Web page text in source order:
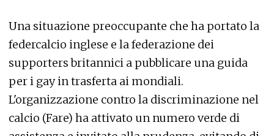
Una situazione preoccupante che ha portato la
federcalcio inglese e la federazione dei
supporters britannici a pubblicare una guida
per i gay in trasferta ai mondiali.
L'organizzazione contro la discriminazione nel
calcio (Fare) ha attivato un numero verde di